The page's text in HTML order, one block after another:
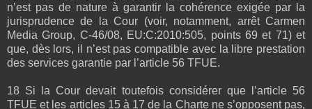
n’est pas de nature à garantir la cohérence exigée par la
jurisprudence de la Cour (voir, notamment, arrêt Carmen
Media Group, C‑46/08, EU:C:2010:505, points 69 et 71) et
que, dès lors, il n’est pas compatible avec la libre prestation
des services garantie par l’article 56 TFUE.
18 Si la Cour devait toutefois considérer que l’article 56
TFUE et les articles 15 à 17 de la Charte ne s’opposent pas,